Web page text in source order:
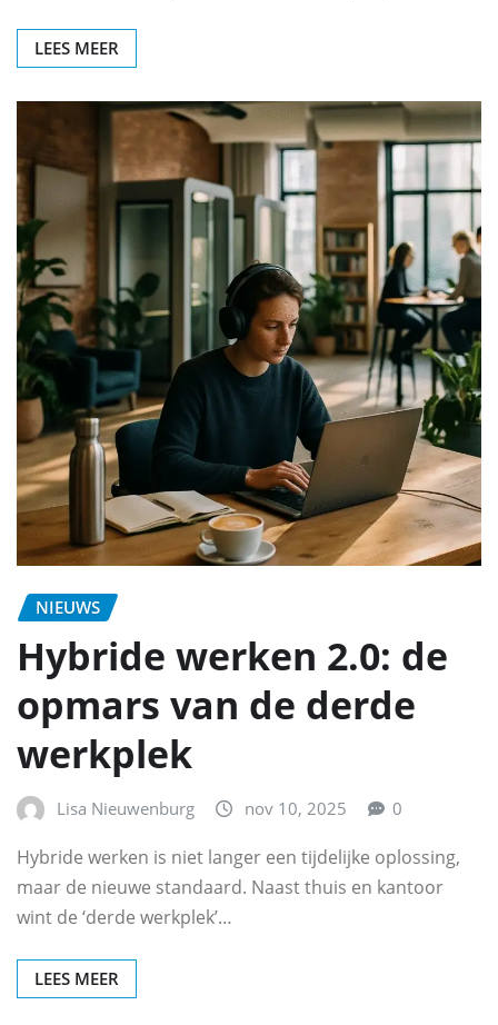
LEES MEER
NIEUWS
Hybride werken 2.0: de
opmars van de derde
werkplek
Lisa Nieuwenburg nov 10, 2025 0
Hybride werken is niet langer een tijdelijke oplossing,
maar de nieuwe standaard. Naast thuis en kantoor
wint de ‘derde werkplek’…
LEES MEER